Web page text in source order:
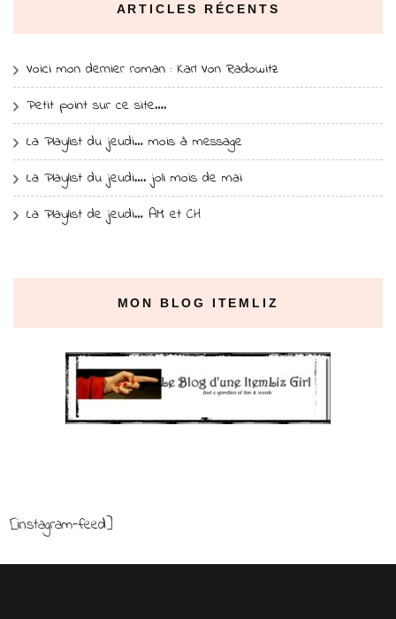
ARTICLES RÉCENTS
Voici mon dernier roman : Karl Von Radowitz
Petit point sur ce site….
La Playlist du jeudi… mois à message
La Playlist du jeudi…. joli mois de mai
La Playlist de jeudi… AM et CH
MON BLOG ITEMLIZ
[instagram-feed]